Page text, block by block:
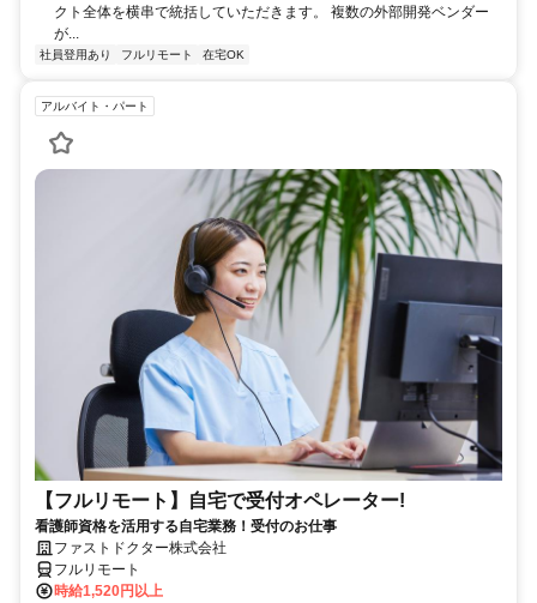
クト全体を横串で統括していただきます。 複数の外部開発ベンダー
が...
社員登用あり フルリモート 在宅OK
アルバイト・パート
【フルリモート】自宅で受付オペレーター!
看護師資格を活用する自宅業務！受付のお仕事
ファストドクター株式会社
フルリモート
時給1,520円以上